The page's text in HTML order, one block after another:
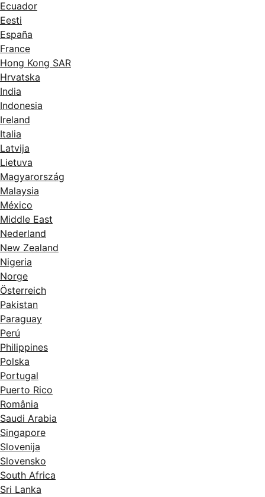
Ecuador
Eesti
España
France
Hong Kong SAR
Hrvatska
India
Indonesia
Ireland
Italia
Latvija
Lietuva
Magyarország
Malaysia
México
Middle East
Nederland
New Zealand
Nigeria
Norge
Österreich
Pakistan
Paraguay
Perú
Philippines
Polska
Portugal
Puerto Rico
România
Saudi Arabia
Singapore
Slovenija
Slovensko
South Africa
Sri Lanka